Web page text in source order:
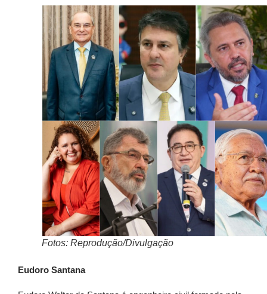
Fotos: Reprodução/Divulgação
Eudoro Santana